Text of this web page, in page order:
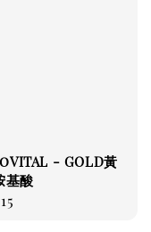
- GOLD黃
基酸